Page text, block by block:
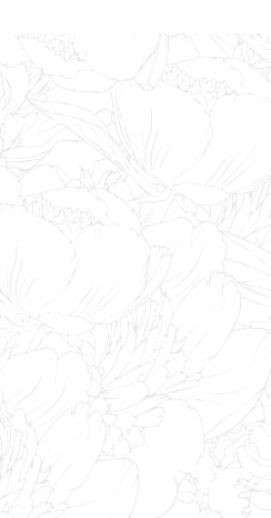
vous
nous fixerons un premier
vos envies, inspirations
d’exprimer vos désirs et
votre univers.